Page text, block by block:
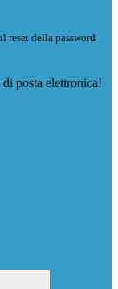
reset della password
posta elettronica!